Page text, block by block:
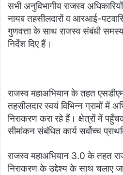
सभी अनुविभागीय राजस्व
नायब तहसीलदारों व आरआई-
गुणवत्ता के साथ राजस्व संबंधी
निर्देश दिए हैं।
राजस्व महाअभियान के तहत
तहसीलदार स्वयं विभिन्न ग्रामों में
निराकरण करा रहे हैं। क्षेत्रों में
सीमांकन संबंधित कार्य सर्वोच्च
राजस्व महाअभियान 3.0 के तहत
निराकरण के उद्देश्य के साथ चलाए